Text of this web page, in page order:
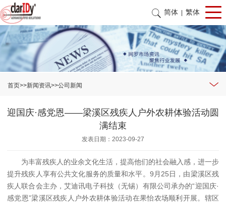
简体 繁体
首页>>新闻资讯>>公司新闻
迎国庆·感党恩——梁溪区残疾人户外农耕体验活动圆
满结束
发表日期：2023-09-27
为丰富残疾人的业余文化生活，提高他们的社会融入感，进一步
提升残疾人享有公共文化服务的质量和水平。9月25日，由梁溪区残
疾人联合会主办，艾迪讯电子科技（无锡）有限公司承办的“迎国庆·
感党恩”梁溪区残疾人户外农耕体验活动在果怡农场顺利开展。辖区